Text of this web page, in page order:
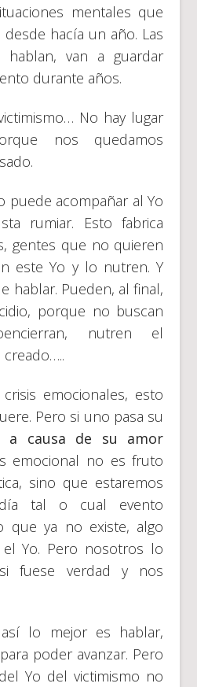
mentales que
hacía un año. Las
van a guardar
durante años.
No hay lugar
nos quedamos
puede acompañar al Yo
rumiar. Esto fabrica
gentes que no quieren
este Yo y lo nutren. Y
hablar. Pueden, al final,
porque no buscan
nutren el
emocionales, esto
Pero si uno pasa su
a causa de su amor
emocional no es fruto
sino que estaremos
día tal o cual evento
que ya no existe, algo
Yo. Pero nosotros lo
fuese verdad y nos
lo mejor es hablar,
poder avanzar. Pero
Yo del victimismo no